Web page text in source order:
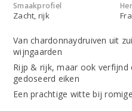
Smaakprofiel
Zacht, rijk
Van chardonnaydruiven uit
wijngaarden
Rijp & rijk, maar ook verfijnd
gedoseerd eiken
Een prachtige witte bij